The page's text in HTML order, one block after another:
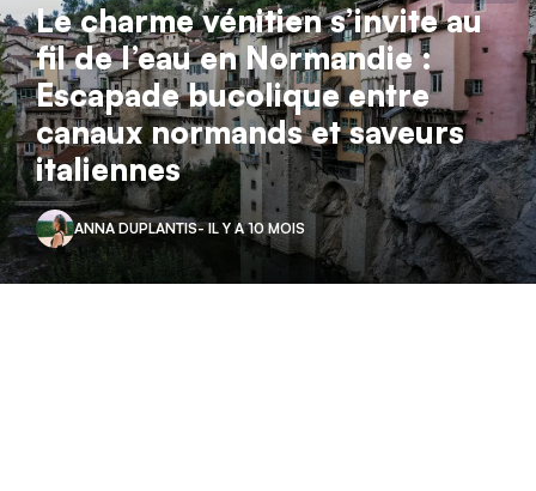
Le charme vénitien s’invite au
fil de l’eau en Normandie :
Escapade bucolique entre
canaux normands et saveurs
italiennes
ANNA DUPLANTIS- IL Y A 10 MOIS